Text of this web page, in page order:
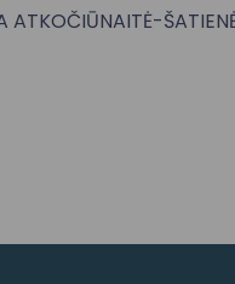
ATKOČIŪNAITĖ-